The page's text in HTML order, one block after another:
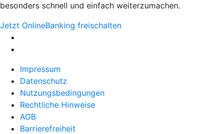
besonders schnell und einfach weiterzumachen.
Jetzt OnlineBanking freischalten
Impressum
Datenschutz
Nutzungsbedingungen
Rechtliche Hinweise
AGB
Barrierefreiheit